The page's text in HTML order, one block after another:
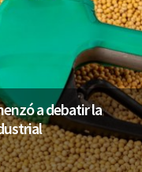
a debatir la